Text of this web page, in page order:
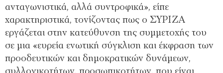
ανταγωνιστικά, αλλά συντροφικά», είπε
χαρακτηριστικά, τονίζοντας πως ο ΣΥΡΙΖΑ
εργάζεται στην κατεύθυνση της συμμετοχής του
σε μια «ευρεία ενωτική σύγκλιση και έκφραση των
προοδευτικών και δημοκρατικών δυνάμεων,